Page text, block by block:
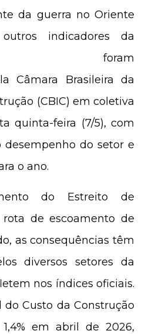
da guerra no Oriente
indicadores da
foram
Câmara Brasileira da
(CBIC) em coletiva
quinta-feira (7/5), com
do setor e
o ano.
do Estreito de
de escoamento de
as consequências têm
diversos setores da
nos índices oficiais.
do Custo da Construção
1,4% em abril de 2026,